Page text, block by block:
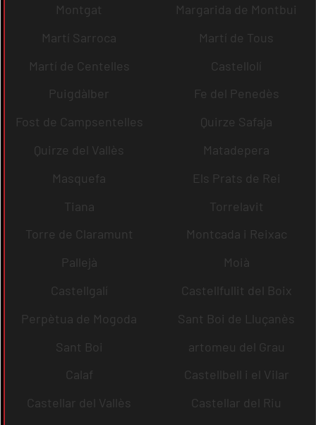
Montgat
Margarida de Montbui
Martí Sarroca
Martí de Tous
Martí de Centelles
Castellolí
Puigdàlber
Fe del Penedès
Fost de Campsentelles
Quirze Safaja
Quirze del Vallès
Matadepera
Masquefa
Els Prats de Rei
Tiana
Torrelavit
Torre de Claramunt
Montcada i Reixac
Pallejà
Moià
Castellgalí
Castellfullit del Boix
Perpètua de Mogoda
Sant Boi de Lluçanès
Sant Boi
artomeu del Grau
Calaf
Castellbell i el Vilar
Castellar del Vallès
Castellar del Riu